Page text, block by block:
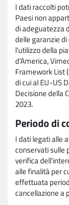
I dati raccolti
Paesi non
di adeguatezza
delle garanzie
l'utilizzo della
d'America,
Framework List
di cui al EU-US
Decisione della
2023.
Periodo di
I dati legati alle
conservati sulle
verifica
alle finalità per
effettuata
cancellazione a